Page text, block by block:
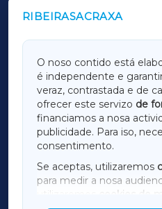
RIBEIRASACRAXA
O noso contido está
é independente e
veraz, contrastada e de
ofrecer este servizo de
financiamos a nosa
publicidade. Para iso,
consentimento.
Se aceptas, utilizaremos
para medir a nosa
utilizaremos
cookies de
OUTROS